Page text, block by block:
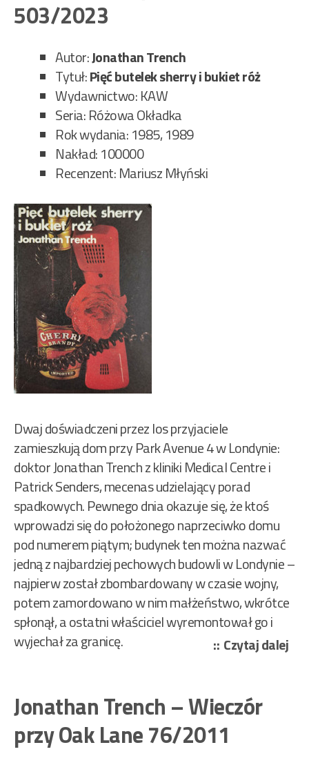
503/2023
Autor:Jonathan Trench
Tytuł:Pięć butelek sherry i bukiet róż
Wydawnictwo: KAW
Seria: Różowa Okładka
Rok wydania: 1985, 1989
Nakład: 100000
Recenzent: Mariusz Młyński
Dwaj doświadczeni przez los przyjaciele
zamieszkują dom przy Park Avenue 4 w Londynie:
doktor Jonathan Trench z kliniki Medical Centre i
Patrick Senders, mecenas udzielający porad
spadkowych. Pewnego dnia okazuje się, że ktoś
wprowadzi się do położonego naprzeciwko domu
pod numerem piątym; budynek ten można nazwać
jedną z najbardziej pechowych budowli w Londynie –
najpierw został zbombardowany w czasie wojny,
potem zamordowano w nim małżeństwo, wkrótce
spłonął, a ostatni właściciel wyremontował go i
wyjechał za granicę.
Czytaj dalej
Jonathan Trench – Wieczór
przy Oak Lane 76/2011